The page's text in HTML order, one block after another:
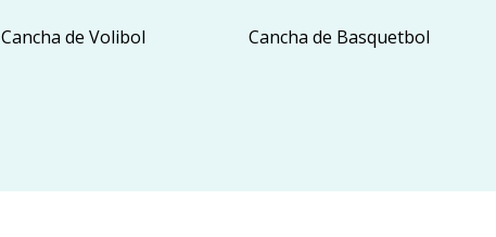
Cancha de Volibol Cancha de Basquetbol